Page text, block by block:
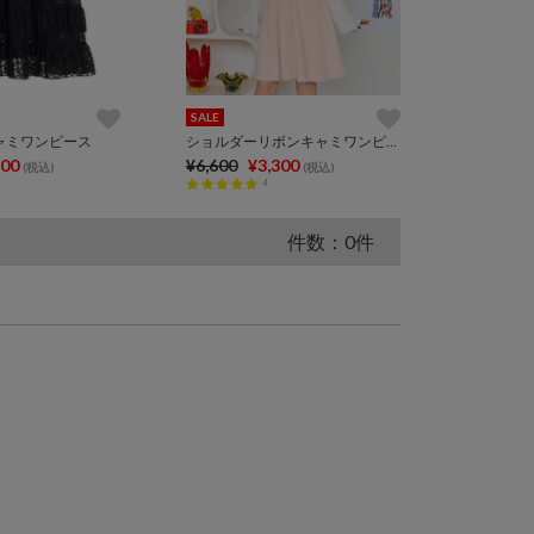
ミワンピース
(税込)
SALE
ショルダーリボンキャミワンピース
¥6,600 ¥3,300 (税込)
4
件数：0件